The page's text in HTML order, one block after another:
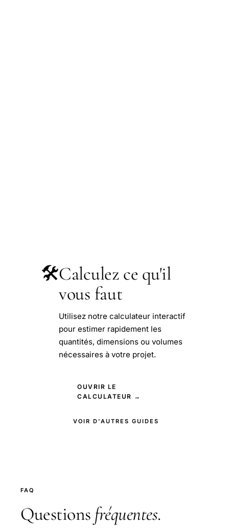
🛠️Calculez ce qu'il
vous faut
Utilisez notre calculateur interactif
pour estimer rapidement les
quantités, dimensions ou volumes
nécessaires à votre projet.
OUVRIR LE
CALCULATEUR →
VOIR D'AUTRES GUIDES
FAQ
Questions fréquentes.